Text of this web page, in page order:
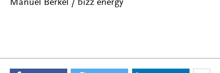
Manuel Berkel / bizz energy